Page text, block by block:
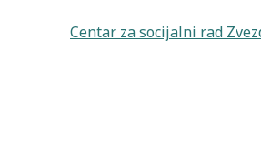
Centar za socijalni rad